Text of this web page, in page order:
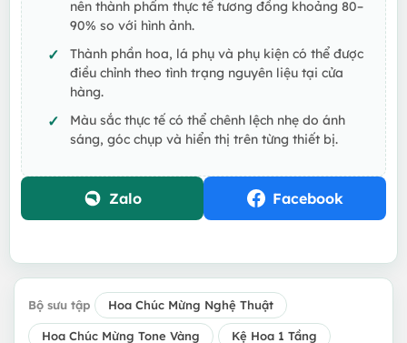
nên thành phẩm thực tế tương đồng khoảng 80–
90% so với hình ảnh.
Thành phần hoa, lá phụ và phụ kiện có thể được
điều chỉnh theo tình trạng nguyên liệu tại cửa
hàng.
Màu sắc thực tế có thể chênh lệch nhẹ do ánh
sáng, góc chụp và hiển thị trên từng thiết bị.
Zalo Facebook
Bộ sưu tập Hoa Chúc Mừng Nghệ Thuật
Hoa Chúc Mừng Tone Vàng Kệ Hoa 1 Tầng